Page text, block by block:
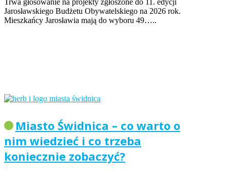
Jarosławskiego Budżetu Obywatelskiego na 2026 rok.
Mieszkańcy Jarosławia mają do wyboru 49…..
Miasto Świdnica – co warto o
nim wiedzieć i co trzeba
koniecznie zobaczyć?